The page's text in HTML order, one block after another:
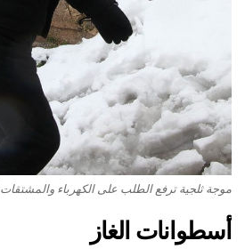
موجة ثلجية ترفع الطلب على الكهرباء
أسطوانات الغاز